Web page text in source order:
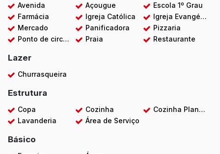
Avenida Açougue
Escola 1º Grau
Farmácia
Igreja Católica
Igreja Evangélica
Mercado
Panificadora
Pizzaria
Ponto de circular
Praia Restaurante
Lazer
Churrasqueira
Estrutura
Copa Cozinha
Cozinha Planejada
Lavanderia
Área de Serviço
Básico